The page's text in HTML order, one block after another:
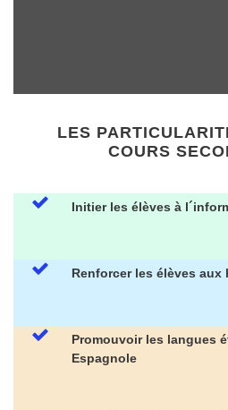
LES
COURS
Initier les élèves à
Renforcer les élèves aux
Promouvoir les langues
Espagnole